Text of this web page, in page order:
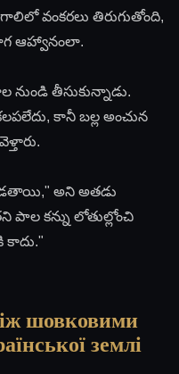
వంకరలు తిరుగుతోంది,
ఆహ్వానంలా.
తీసుకున్నాడు.
కానీ బల్ల అంచున
అని అతడు
పాల కన్ను లోతుల్లోంచి
కాదు."
шовковими
землі